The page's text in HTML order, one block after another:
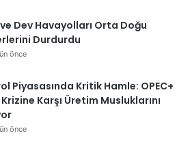
ve Dev Havayolları Orta Doğu
Durdurdu
önce
Piyasasında Kritik Hamle: OPEC+
Karşı Üretim Musluklarını
önce